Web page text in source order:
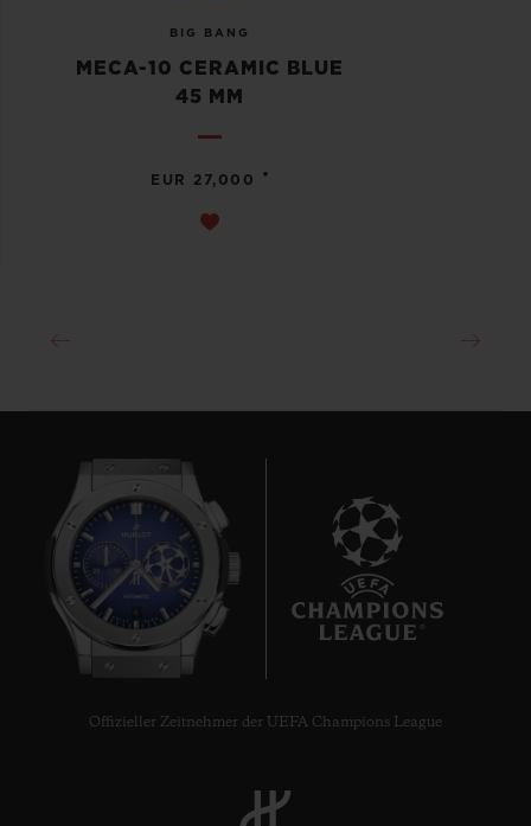
BIG BANG
MECA-10 CERAMIC BLUE
45 MM
EUR 27,000 •
Offizieller Zeitnehmer der UEFA Champions League